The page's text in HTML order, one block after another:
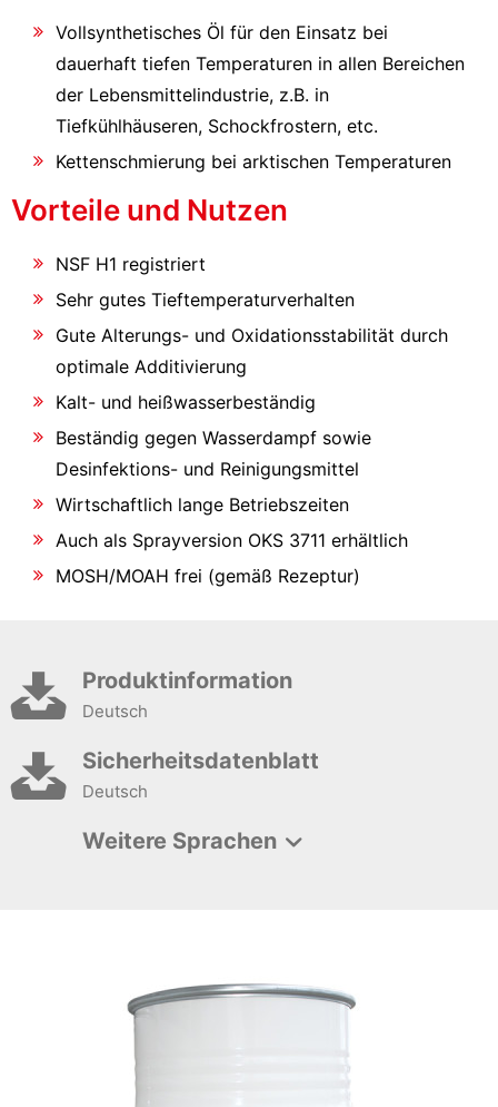
Vollsynthetisches Öl für den Einsatz bei
dauerhaft tiefen Temperaturen in allen Bereichen
der Lebensmittelindustrie, z.B. in
Tiefkühlhäuseren, Schockfrostern, etc.
Kettenschmierung bei arktischen Temperaturen
Vorteile und Nutzen
NSF H1 registriert
Sehr gutes Tieftemperaturverhalten
Gute Alterungs- und Oxidationsstabilität durch
optimale Additivierung
Kalt- und heißwasserbeständig
Beständig gegen Wasserdampf sowie
Desinfektions- und Reinigungsmittel
Wirtschaftlich lange Betriebszeiten
Auch als Sprayversion OKS 3711 erhältlich
MOSH/MOAH frei (gemäß Rezeptur)
Produktinformation
Deutsch
Sicherheitsdatenblatt
Deutsch
Weitere Sprachen